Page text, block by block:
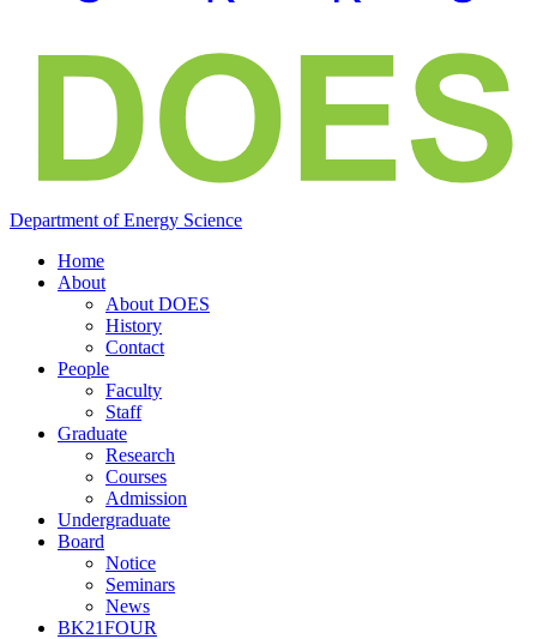
Department ofEnergy Science
Home
About
About DOES
History
Contact
People
Faculty
Staff
Graduate
Research
Courses
Admission
Undergraduate
Board
Notice
Seminars
News
BK21FOUR